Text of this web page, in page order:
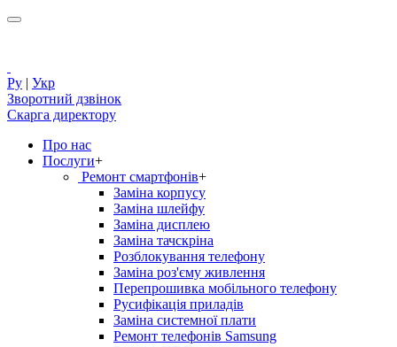
Ру | Укр
Зворотний дзвінок
Скарга директору
Про нас
Послуги+
Ремонт смартфонів+
Заміна корпусу
Заміна шлейфу
Заміна дисплею
Заміна тачскріна
Розблокування телефону
Заміна роз'єму живлення
Перепрошивка мобільного телефону
Русифікація приладів
Заміна системної плати
Ремонт телефонів Samsung